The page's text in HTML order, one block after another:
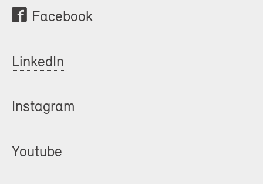
Facebook
LinkedIn
Instagram
Youtube